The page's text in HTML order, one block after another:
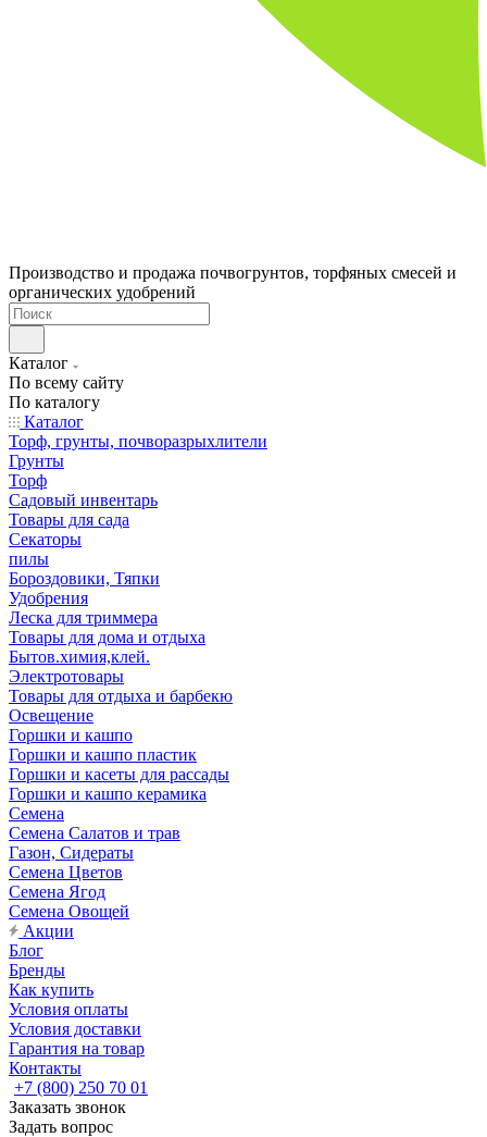
Производство и продажа почвогрунтов, торфяных смесей и
органических удобрений
Каталог
По всему сайту
По каталогу
Каталог
Торф, грунты, почворазрыхлители
Грунты
Торф
Садовый инвентарь
Товары для сада
Секаторы
пилы
Бороздовики, Тяпки
Удобрения
Леска для триммера
Товары для дома и отдыха
Бытов.химия,клей.
Электротовары
Товары для отдыха и барбекю
Освещение
Горшки и кашпо
Горшки и кашпо пластик
Горшки и касеты для рассады
Горшки и кашпо керамика
Семена
Семена Салатов и трав
Газон, Сидераты
Семена Цветов
Семена Ягод
Семена Овощей
Акции
Блог
Бренды
Как купить
Условия оплаты
Условия доставки
Гарантия на товар
Контакты
+7 (800) 250 70 01
Заказать звонок
Задать вопрос